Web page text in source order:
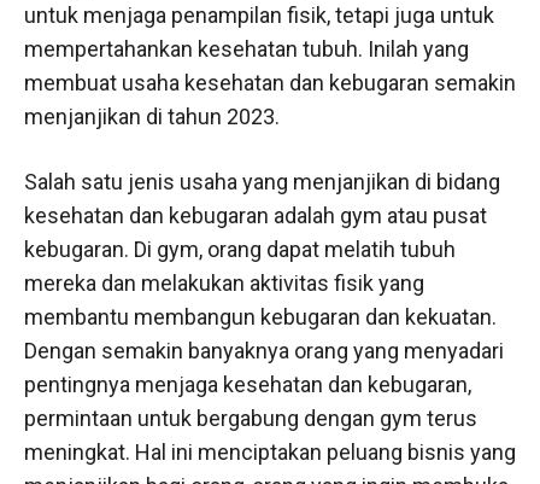
untuk menjaga penampilan fisik, tetapi juga untuk
mempertahankan kesehatan tubuh. Inilah yang
membuat usaha kesehatan dan kebugaran semakin
menjanjikan di tahun 2023.
Salah satu jenis usaha yang menjanjikan di bidang
kesehatan dan kebugaran adalah gym atau pusat
kebugaran. Di gym, orang dapat melatih tubuh
mereka dan melakukan aktivitas fisik yang
membantu membangun kebugaran dan kekuatan.
Dengan semakin banyaknya orang yang menyadari
pentingnya menjaga kesehatan dan kebugaran,
permintaan untuk bergabung dengan gym terus
meningkat. Hal ini menciptakan peluang bisnis yang